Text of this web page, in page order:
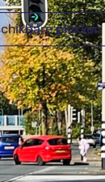
plekken